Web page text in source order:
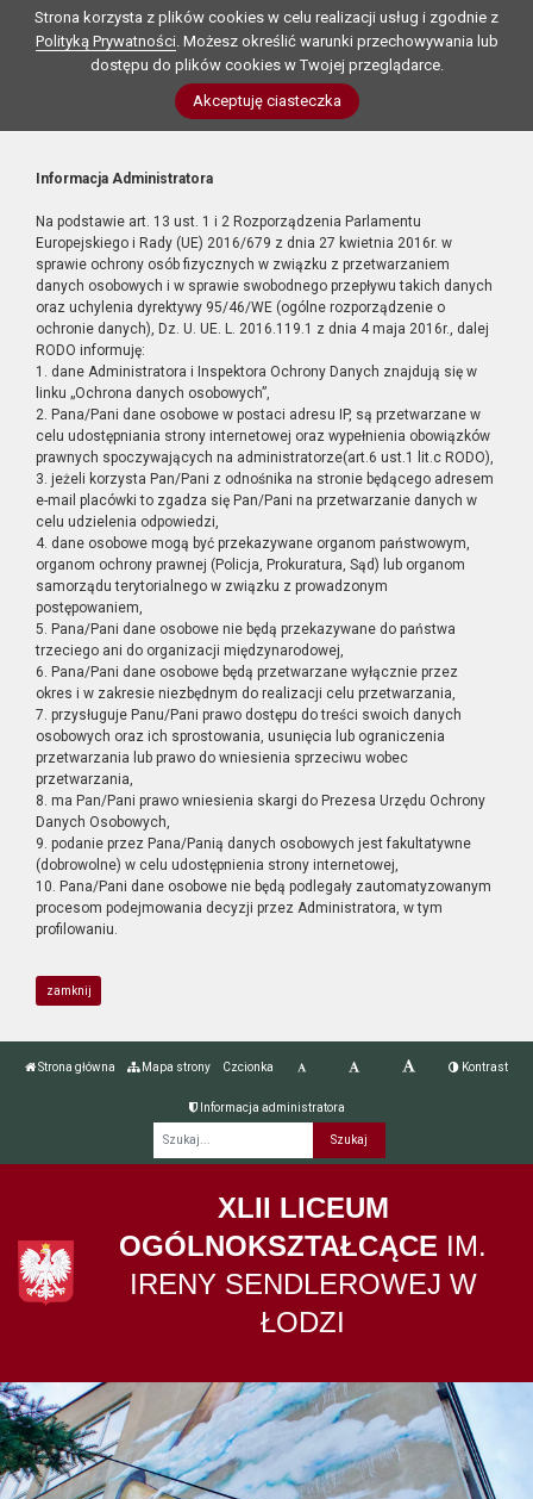
Strona korzysta z plików cookies w celu realizacji usług i zgodnie z
Polityką Prywatności. Możesz określić warunki przechowywania lub
dostępu do plików cookies w Twojej przeglądarce.
Akceptuję ciasteczka
Informacja Administratora
Na podstawie art. 13 ust. 1 i 2 Rozporządzenia Parlamentu
Europejskiego i Rady (UE) 2016/679 z dnia 27 kwietnia 2016r. w
sprawie ochrony osób fizycznych w związku z przetwarzaniem
danych osobowych i w sprawie swobodnego przepływu takich danych
oraz uchylenia dyrektywy 95/46/WE (ogólne rozporządzenie o
ochronie danych), Dz. U. UE. L. 2016.119.1 z dnia 4 maja 2016r., dalej
RODO informuję:
1. dane Administratora i Inspektora Ochrony Danych znajdują się w
linku „Ochrona danych osobowych”,
2. Pana/Pani dane osobowe w postaci adresu IP, są przetwarzane w
celu udostępniania strony internetowej oraz wypełnienia obowiązków
prawnych spoczywających na administratorze(art.6 ust.1 lit.c RODO),
3. jeżeli korzysta Pan/Pani z odnośnika na stronie będącego adresem
e-mail placówki to zgadza się Pan/Pani na przetwarzanie danych w
celu udzielenia odpowiedzi,
4. dane osobowe mogą być przekazywane organom państwowym,
organom ochrony prawnej (Policja, Prokuratura, Sąd) lub organom
samorządu terytorialnego w związku z prowadzonym
postępowaniem,
5. Pana/Pani dane osobowe nie będą przekazywane do państwa
trzeciego ani do organizacji międzynarodowej,
6. Pana/Pani dane osobowe będą przetwarzane wyłącznie przez
okres i w zakresie niezbędnym do realizacji celu przetwarzania,
7. przysługuje Panu/Pani prawo dostępu do treści swoich danych
osobowych oraz ich sprostowania, usunięcia lub ograniczenia
przetwarzania lub prawo do wniesienia sprzeciwu wobec
przetwarzania,
8. ma Pan/Pani prawo wniesienia skargi do Prezesa Urzędu Ochrony
Danych Osobowych,
9. podanie przez Pana/Panią danych osobowych jest fakultatywne
(dobrowolne) w celu udostępnienia strony internetowej,
10. Pana/Pani dane osobowe nie będą podlegały zautomatyzowanym
procesom podejmowania decyzji przez Administratora, w tym
profilowaniu.
zamknij
Strona główna Mapa strony Czcionka Kontrast
Informacja administratora
XLII LICEUM
OGÓLNOKSZTAŁCĄCE IM.
IRENY SENDLEROWEJ W
ŁODZI